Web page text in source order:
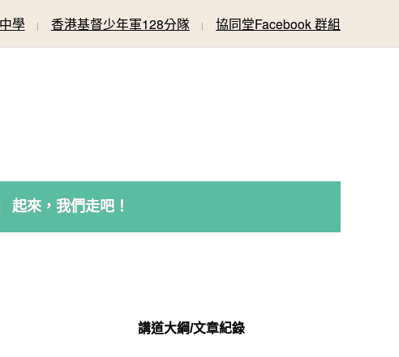
學 香港基督少年軍128分隊 協同堂Facebook 群組
起來，我們走吧！
講道大綱/文章紀錄